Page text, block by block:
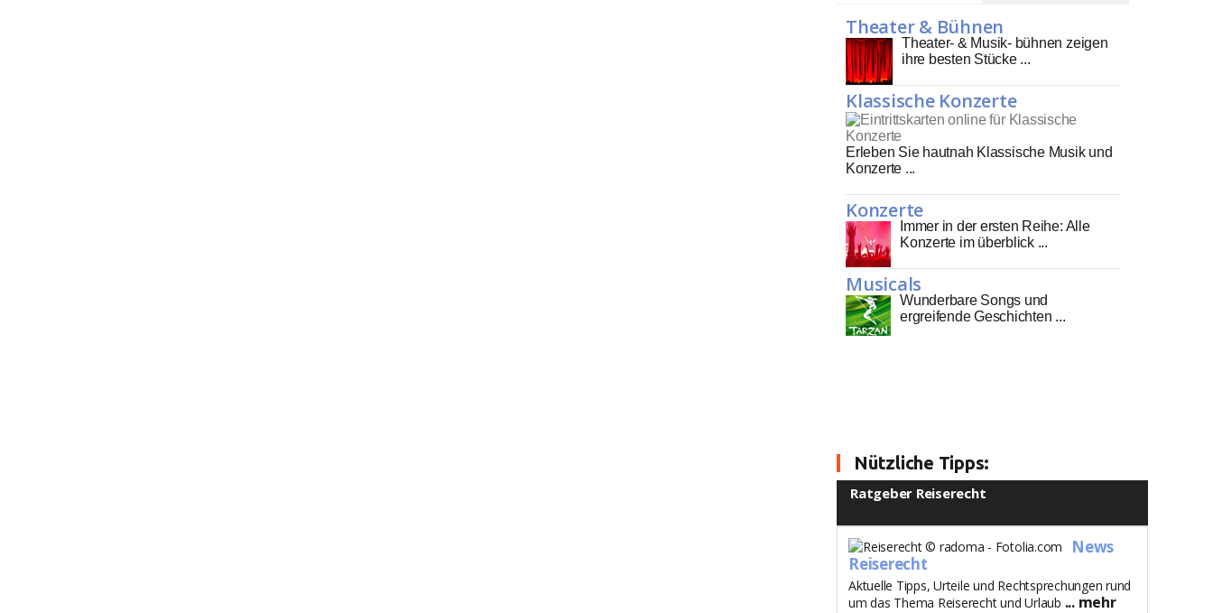
Theater & Bühnen
Theater- & Musik- bühnen zeigen
ihre besten Stücke ...
Klassische Konzerte
Erleben Sie hautnah Klassische Musik und
Konzerte ...
Konzerte
Immer in der ersten Reihe: Alle
Konzerte im überblick ...
Musicals
Wunderbare Songs und
ergreifende Geschichten ...
Nützliche Tipps:
Ratgeber Reiserecht
News
Reiserecht
Aktuelle Tipps, Urteile und Rechtsprechungen rund
um das Thema Reiserecht und Urlaub ... mehr